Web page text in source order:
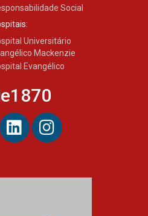
Social
Universitário
Mackenzie
Evangélico